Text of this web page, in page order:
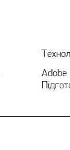
Adobe